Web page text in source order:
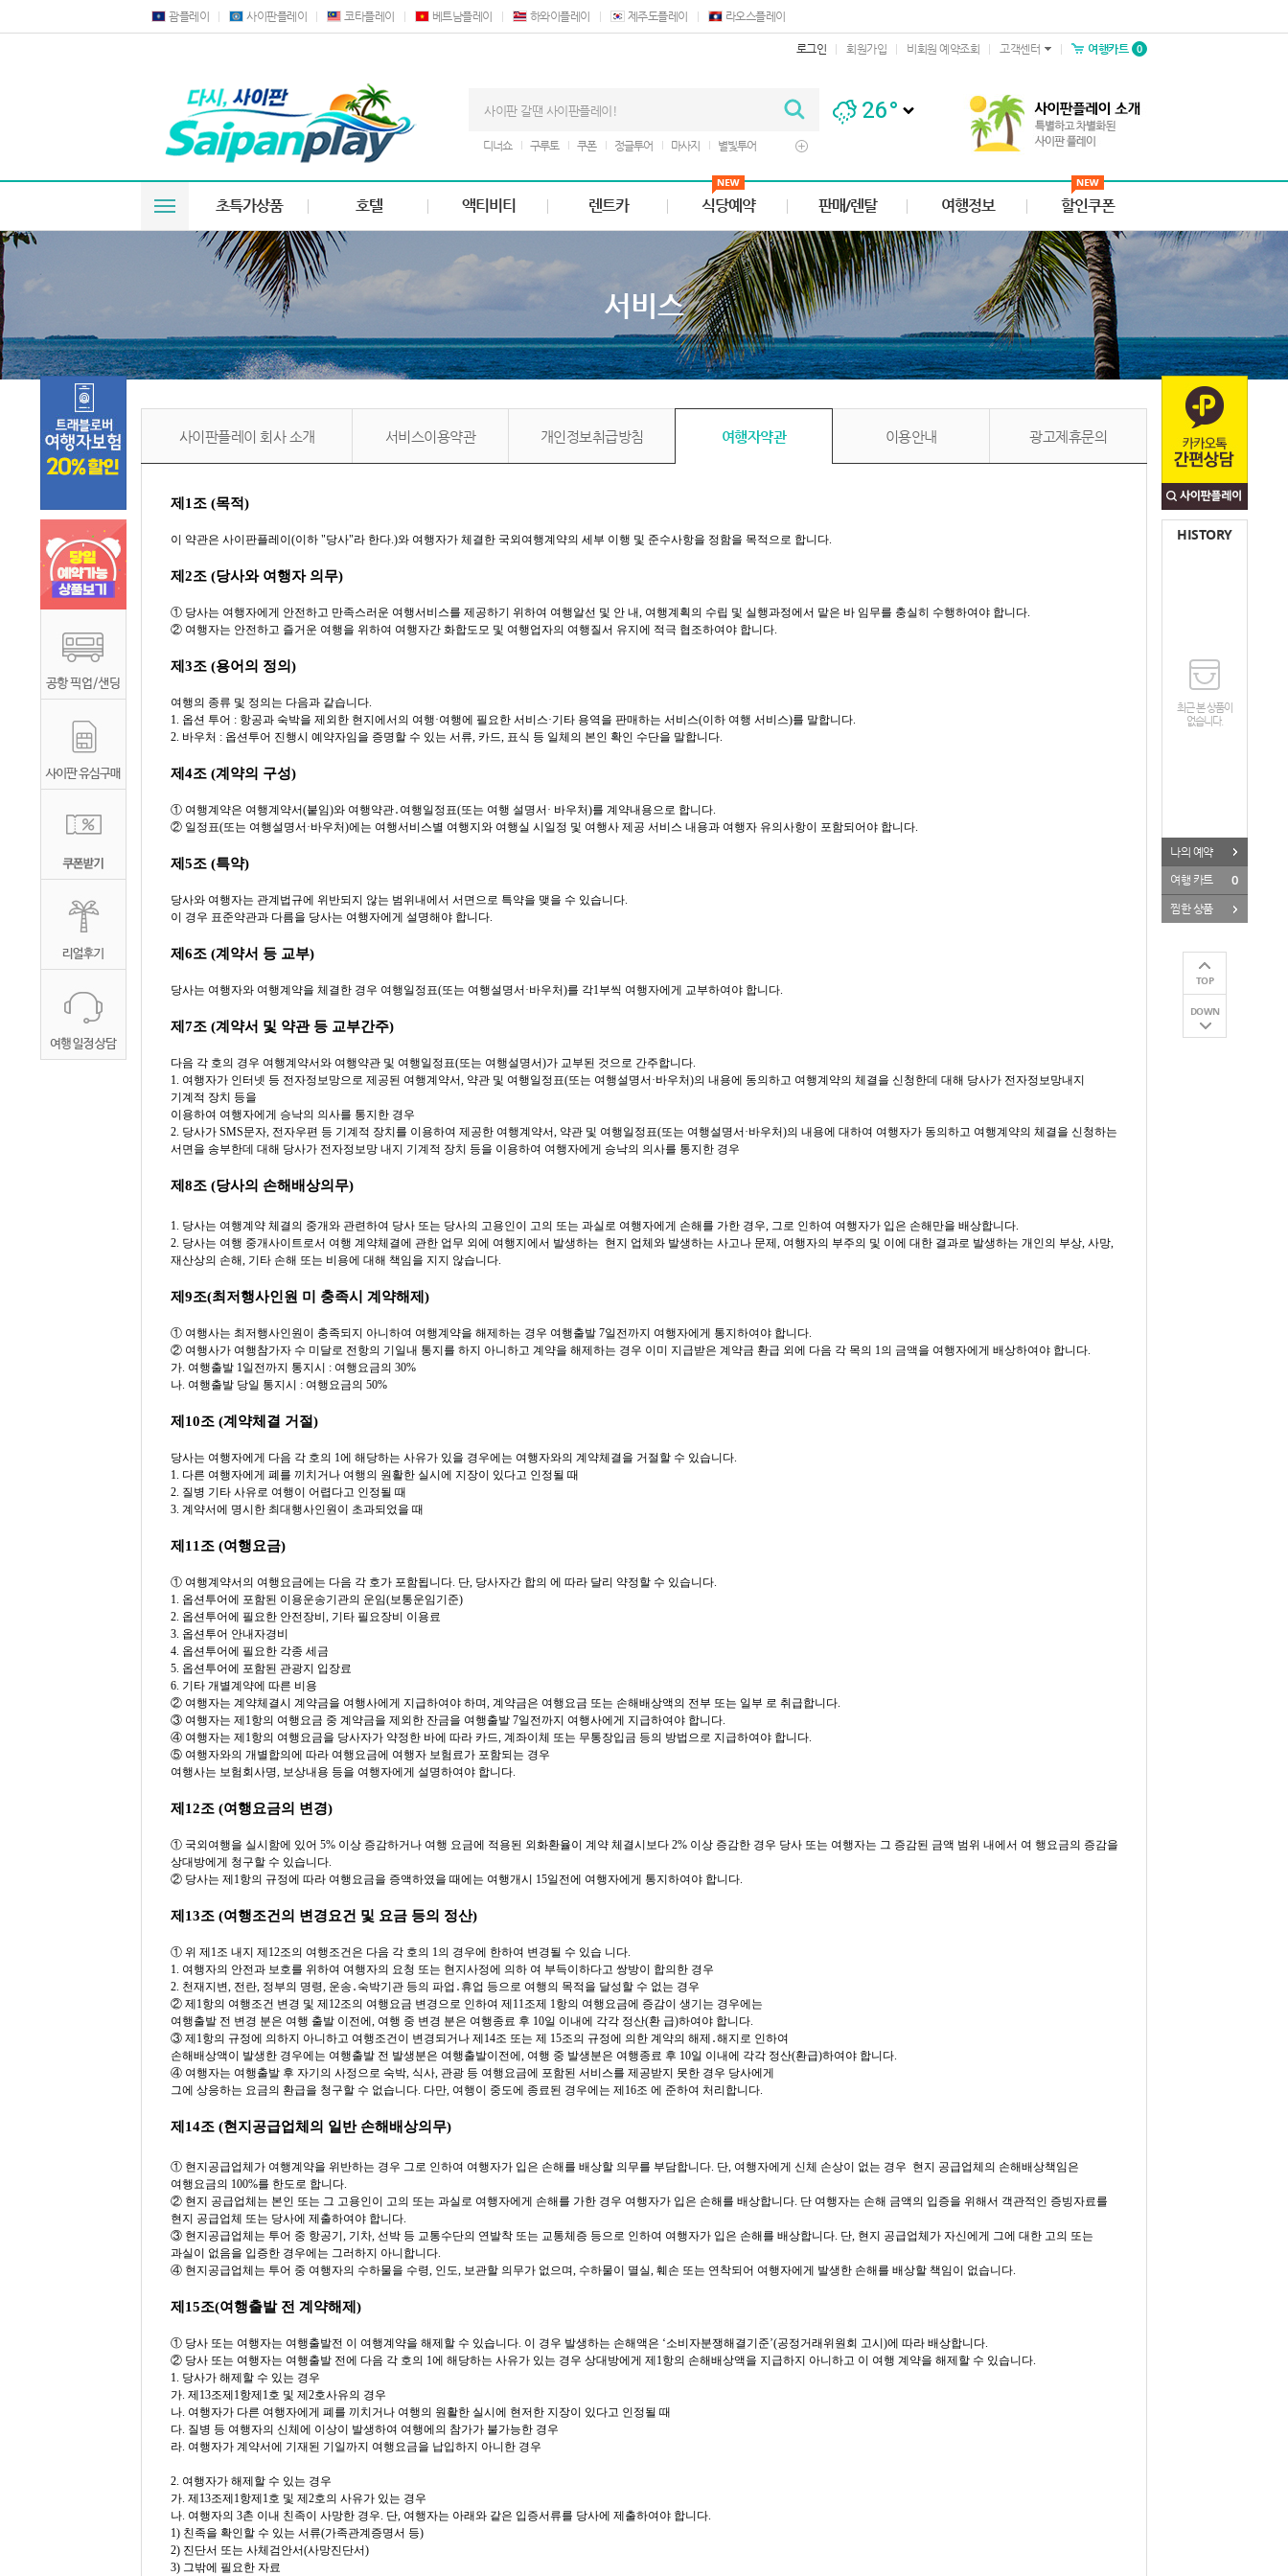
괌플레이 사이판플레이 코타플레이 베트남플레이 하와이플레이 제주도플레이 라오스플레이
로그인 회원가입 비회원 예약조회 고객센터 여행카트 0
디너쇼 구루토 쿠폰 정글투어 마사지
별빛투어
26°
초특가상품 호텔 액티비티 렌트카 식당예약 판매/렌탈 여행정보 할인쿠폰
서비스
사이판플레이 회사 소개 서비스이용약관 개인정보취급방침 여행자약관 이용안내 광고제휴문의
제1조 (목적)
이 약관은 사이판플레이(이하 "당사"라 한다.)와 여행자가 체결한 국외여행계약의 세부 이행 및 준수사항을 정함을 목적으로 합니다.
제2조 (당사와 여행자 의무)
① 당사는 여행자에게 안전하고 만족스러운 여행서비스를 제공하기 위하여 여행알선 및 안 내, 여행계획의 수립 및 실행과정에서 맡은 바 임무를 충실히 수행하여야 합니다.
② 여행자는 안전하고 즐거운 여행을 위하여 여행자간 화합도모 및 여행업자의 여행질서 유지에 적극 협조하여야 합니다.
제3조 (용어의 정의)
여행의 종류 및 정의는 다음과 같습니다.
1. 옵션 투어 : 항공과 숙박을 제외한 현지에서의 여행·여행에 필요한 서비스·기타 용역을 판매하는 서비스(이하 여행 서비스)를 말합니다.
2. 바우처 : 옵션투어 진행시 예약자임을 증명할 수 있는 서류, 카드, 표식 등 일체의 본인 확인 수단을 말합니다.
제4조 (계약의 구성)
① 여행계약은 여행계약서(붙임)와 여행약관․여행일정표(또는 여행 설명서· 바우처)를 계약내용으로 합니다.
② 일정표(또는 여행설명서·바우처)에는 여행서비스별 여행지와 여행실 시일정 및 여행사 제공 서비스 내용과 여행자 유의사항이 포함되어야 합니다.
제5조 (특약)
당사와 여행자는 관계법규에 위반되지 않는 범위내에서 서면으로 특약을 맺을 수 있습니다.
이 경우 표준약관과 다름을 당사는 여행자에게 설명해야 합니다.
제6조 (계약서 등 교부)
당사는 여행자와 여행계약을 체결한 경우 여행일정표(또는 여행설명서·바우처)를 각1부씩 여행자에게 교부하여야 합니다.
제7조 (계약서 및 약관 등 교부간주)
다음 각 호의 경우 여행계약서와 여행약관 및 여행일정표(또는 여행설명서)가 교부된 것으로 간주합니다.
1. 여행자가 인터넷 등 전자정보망으로 제공된 여행계약서, 약관 및 여행일정표(또는 여행설명서·바우처)의 내용에 동의하고 여행계약의 체결을 신청한데 대해 당사가 전자정보망내지
기계적 장치 등을
이용하여 여행자에게 승낙의 의사를 통지한 경우
2. 당사가 SMS문자, 전자우편 등 기계적 장치를 이용하여 제공한 여행계약서, 약관 및 여행일정표(또는 여행설명서·바우처)의 내용에 대하여 여행자가 동의하고 여행계약의 체결을 신청하는
서면을 송부한데 대해 당사가 전자정보망 내지 기계적 장치 등을 이용하여 여행자에게 승낙의 의사를 통지한 경우
제8조 (당사의 손해배상의무)
1. 당사는 여행계약 체결의 중개와 관련하여 당사 또는 당사의 고용인이 고의 또는 과실로 여행자에게 손해를 가한 경우, 그로 인하여 여행자가 입은 손해만을 배상합니다.
2. 당사는 여행 중개사이트로서 여행 계약체결에 관한 업무 외에 여행지에서 발생하는 현지 업체와 발생하는 사고나 문제, 여행자의 부주의 및 이에 대한 결과로 발생하는 개인의 부상, 사망,
재산상의 손해, 기타 손해 또는 비용에 대해 책임을 지지 않습니다.
제9조(최저행사인원 미 충족시 계약해제)
① 여행사는 최저행사인원이 충족되지 아니하여 여행계약을 해제하는 경우 여행출발 7일전까지 여행자에게 통지하여야 합니다.
② 여행사가 여행참가자 수 미달로 전항의 기일내 통지를 하지 아니하고 계약을 해제하는 경우 이미 지급받은 계약금 환급 외에 다음 각 목의 1의 금액을 여행자에게 배상하여야 합니다.
가. 여행출발 1일전까지 통지시 : 여행요금의 30%
나. 여행출발 당일 통지시 : 여행요금의 50%
제10조 (계약체결 거절)
당사는 여행자에게 다음 각 호의 1에 해당하는 사유가 있을 경우에는 여행자와의 계약체결을 거절할 수 있습니다.
1. 다른 여행자에게 폐를 끼치거나 여행의 원활한 실시에 지장이 있다고 인정될 때
2. 질병 기타 사유로 여행이 어렵다고 인정될 때
3. 계약서에 명시한 최대행사인원이 초과되었을 때
제11조 (여행요금)
① 여행계약서의 여행요금에는 다음 각 호가 포함됩니다. 단, 당사자간 합의 에 따라 달리 약정할 수 있습니다.
1. 옵션투어에 포함된 이용운송기관의 운임(보통운임기준)
2. 옵션투어에 필요한 안전장비, 기타 필요장비 이용료
3. 옵션투어 안내자경비
4. 옵션투어에 필요한 각종 세금
5. 옵션투어에 포함된 관광지 입장료
6. 기타 개별계약에 따른 비용
② 여행자는 계약체결시 계약금을 여행사에게 지급하여야 하며, 계약금은 여행요금 또는 손해배상액의 전부 또는 일부 로 취급합니다.
③ 여행자는 제1항의 여행요금 중 계약금을 제외한 잔금을 여행출발 7일전까지 여행사에게 지급하여야 합니다.
④ 여행자는 제1항의 여행요금을 당사자가 약정한 바에 따라 카드, 계좌이체 또는 무통장입금 등의 방법으로 지급하여야 합니다.
⑤ 여행자와의 개별합의에 따라 여행요금에 여행자 보험료가 포함되는 경우
여행사는 보험회사명, 보상내용 등을 여행자에게 설명하여야 합니다.
제12조 (여행요금의 변경)
① 국외여행을 실시함에 있어 5% 이상 증감하거나 여행 요금에 적용된 외화환율이 계약 체결시보다 2% 이상 증감한 경우 당사 또는 여행자는 그 증감된 금액 범위 내에서 여 행요금의 증감을
상대방에게 청구할 수 있습니다.
② 당사는 제1항의 규정에 따라 여행요금을 증액하였을 때에는 여행개시 15일전에 여행자에게 통지하여야 합니다.
제13조 (여행조건의 변경요건 및 요금 등의 정산)
① 위 제1조 내지 제12조의 여행조건은 다음 각 호의 1의 경우에 한하여 변경될 수 있습 니다.
1. 여행자의 안전과 보호를 위하여 여행자의 요청 또는 현지사정에 의하 여 부득이하다고 쌍방이 합의한 경우
2. 천재지변, 전란, 정부의 명령, 운송․숙박기관 등의 파업․휴업 등으로 여행의 목적을 달성할 수 없는 경우
② 제1항의 여행조건 변경 및 제12조의 여행요금 변경으로 인하여 제11조제 1항의 여행요금에 증감이 생기는 경우에는
여행출발 전 변경 분은 여행 출발 이전에, 여행 중 변경 분은 여행종료 후 10일 이내에 각각 정산(환 급)하여야 합니다.
③ 제1항의 규정에 의하지 아니하고 여행조건이 변경되거나 제14조 또는 제 15조의 규정에 의한 계약의 해제․해지로 인하여
손해배상액이 발생한 경우에는 여행출발 전 발생분은 여행출발이전에, 여행 중 발생분은 여행종료 후 10일 이내에 각각 정산(환급)하여야 합니다.
④ 여행자는 여행출발 후 자기의 사정으로 숙박, 식사, 관광 등 여행요금에 포함된 서비스를 제공받지 못한 경우 당사에게
그에 상응하는 요금의 환급을 청구할 수 없습니다. 다만, 여행이 중도에 종료된 경우에는 제16조 에 준하여 처리합니다.
제14조 (현지공급업체의 일반 손해배상의무)
① 현지공급업체가 여행계약을 위반하는 경우 그로 인하여 여행자가 입은 손해를 배상할 의무를 부담합니다. 단, 여행자에게 신체 손상이 없는 경우 현지 공급업체의 손해배상책임은
여행요금의 100%를 한도로 합니다.
② 현지 공급업체는 본인 또는 그 고용인이 고의 또는 과실로 여행자에게 손해를 가한 경우 여행자가 입은 손해를 배상합니다. 단 여행자는 손해 금액의 입증을 위해서 객관적인 증빙자료를
현지 공급업체 또는 당사에 제출하여야 합니다.
③ 현지공급업체는 투어 중 항공기, 기차, 선박 등 교통수단의 연발착 또는 교통체증 등으로 인하여 여행자가 입은 손해를 배상합니다. 단, 현지 공급업체가 자신에게 그에 대한 고의 또는
과실이 없음을 입증한 경우에는 그러하지 아니합니다.
④ 현지공급업체는 투어 중 여행자의 수하물을 수령, 인도, 보관할 의무가 없으며, 수하물이 멸실, 훼손 또는 연착되어 여행자에게 발생한 손해를 배상할 책임이 없습니다.
제15조(여행출발 전 계약해제)
① 당사 또는 여행자는 여행출발전 이 여행계약을 해제할 수 있습니다. 이 경우 발생하는 손해액은 ‘소비자분쟁해결기준’(공정거래위원회 고시)에 따라 배상합니다.
② 당사 또는 여행자는 여행출발 전에 다음 각 호의 1에 해당하는 사유가 있는 경우 상대방에게 제1항의 손해배상액을 지급하지 아니하고 이 여행 계약을 해제할 수 있습니다.
1. 당사가 해제할 수 있는 경우
가. 제13조제1항제1호 및 제2호사유의 경우
나. 여행자가 다른 여행자에게 폐를 끼치거나 여행의 원활한 실시에 현저한 지장이 있다고 인정될 때
다. 질병 등 여행자의 신체에 이상이 발생하여 여행에의 참가가 불가능한 경우
라. 여행자가 계약서에 기재된 기일까지 여행요금을 납입하지 아니한 경우
2. 여행자가 해제할 수 있는 경우
가. 제13조제1항제1호 및 제2호의 사유가 있는 경우
나. 여행자의 3촌 이내 친족이 사망한 경우. 단, 여행자는 아래와 같은 입증서류를 당사에 제출하여야 합니다.
1) 친족을 확인할 수 있는 서류(가족관계증명서 등)
2) 진단서 또는 사체검안서(사망진단서)
3) 그밖에 필요한 자료
HISTORY
최근 본 상품이
없습니다.
나의 예약
여행 카트 0
찜한 상품
TOP
DOWN